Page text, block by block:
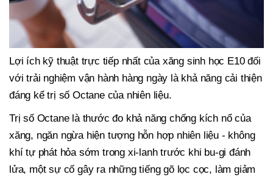
Lợi ích kỹ thuật trực tiếp nhất của xăng sinh học E10 đối
với trải nghiệm vận hành hàng ngày là khả năng cải thiện
đáng kể trị số Octane của nhiên liệu.
Trị số Octane là thước đo khả năng chống kích nổ của
xăng, ngăn ngừa hiện tượng hỗn hợp nhiên liệu - không
khí tự phát hỏa sớm trong xi-lanh trước khi bu-gi đánh
lửa, một sự cố gây ra những tiếng gõ lọc cọc, làm giảm